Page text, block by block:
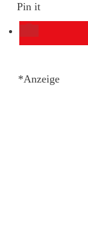
Pin it
*Anzeige